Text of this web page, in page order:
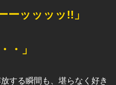
ーッッッッ!!」
・」
する瞬間も、堪らなく好き